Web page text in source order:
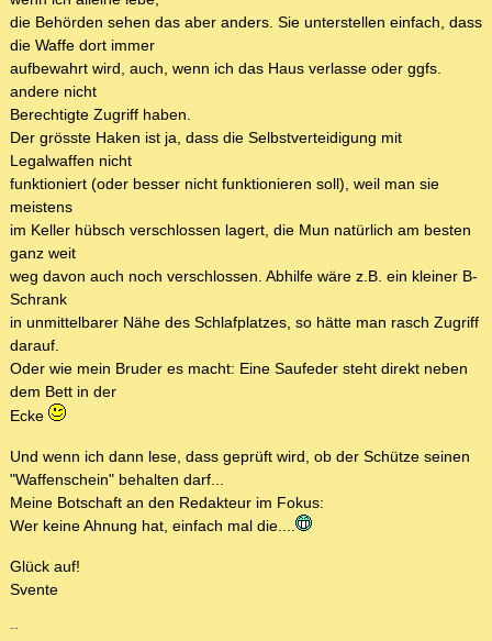
die Behörden sehen das aber anders. Sie unterstellen einfach, dass
die Waffe dort immer
aufbewahrt wird, auch, wenn ich das Haus verlasse oder ggfs.
andere nicht
Berechtigte Zugriff haben.
Der grösste Haken ist ja, dass die Selbstverteidigung mit
Legalwaffen nicht
funktioniert (oder besser nicht funktionieren soll), weil man sie
meistens
im Keller hübsch verschlossen lagert, die Mun natürlich am besten
ganz weit
weg davon auch noch verschlossen. Abhilfe wäre z.B. ein kleiner B-
Schrank
in unmittelbarer Nähe des Schlafplatzes, so hätte man rasch Zugriff
darauf.
Oder wie mein Bruder es macht: Eine Saufeder steht direkt neben
dem Bett in der
Ecke
Und wenn ich dann lese, dass geprüft wird, ob der Schütze seinen
"Waffenschein" behalten darf...
Meine Botschaft an den Redakteur im Fokus:
Wer keine Ahnung hat, einfach mal die....
Glück auf!
Svente
--